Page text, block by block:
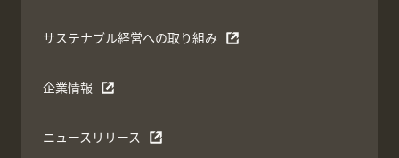
サステナブル経営への取り組み
企業情報
ニュースリリース